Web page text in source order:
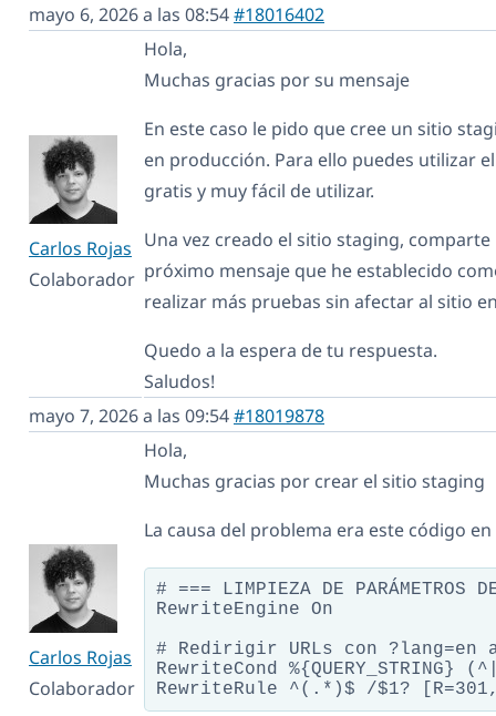
mayo 6, 2026 a las 08:54#18016402
Carlos Rojas
Colaborador
Hola,
Muchas gracias por su mensaje
En este caso le pido que cree un sitio
en producción. Para ello puedes utilizar
gratis y muy fácil de utilizar.
Una vez creado el sitio staging,
próximo mensaje que he establecido
realizar más pruebas sin afectar al sitio
Quedo a la espera de tu respuesta.
Saludos!
mayo 7, 2026 a las 09:54#18019878
Carlos Rojas
Colaborador
Hola,
Muchas gracias por crear el sitio staging
La causa del problema era este código
# === LIMPIEZA DE PARÁMETROS
RewriteEngine On
# Redirigir URLs con ?lang=en
RewriteCond %{QUERY_STRING}
RewriteRule ^(.*)$ /$1?